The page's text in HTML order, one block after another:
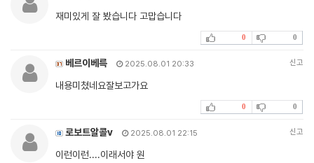
재미있게 잘 봤습니다 고맙습니다
0 0
베르이베륵 2025.08.01 20:33 신고
내용미쳤네요잘보고가요
0 0
로보트알콜v 2025.08.01 22:15 신고
이런이런....이래서야 원